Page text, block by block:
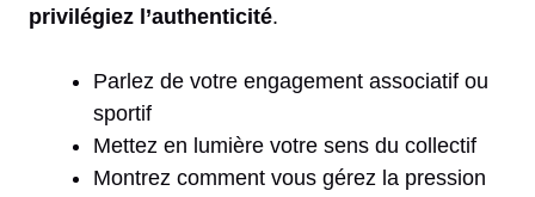
privilégiez l’authenticité.
Parlez de votre engagement associatif ou
sportif
Mettez en lumière votre sens du collectif
Montrez comment vous gérez la pression